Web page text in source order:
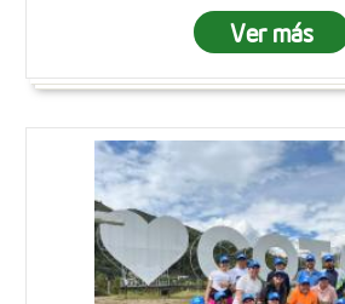
Ver más